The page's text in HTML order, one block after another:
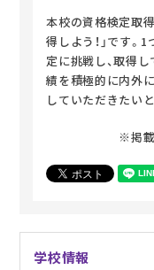
本校の資格検定取
得しよう！」です。
定に挑戦し、取得
績を積極的に内外
していただきたい
※掲
学校情報